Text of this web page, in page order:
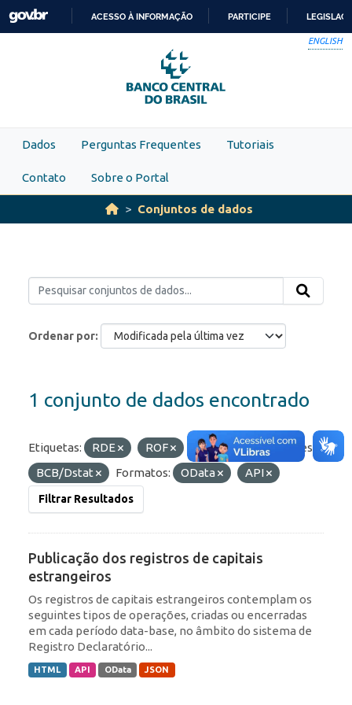
Skip to main content
PARA
O
CONTEÚDO
ACESSO À INFORMAÇÃO PARTICIPE
ENGLISH
Dados Perguntas Frequentes Tutoriais
Contato Sobre o Portal
Conjuntos de dados
Ordenar por
1 conjunto de dados encontrado
Etiquetas: RDE ROF IED
Organizações:
BCB/Dstat
Formatos: OData API
Filtrar Resultados
Publicação dos registros de capitais
estrangeiros
Os registros de capitais estrangeiros contemplam os
seguintes tipos de operações, criadas ou encerradas
em cada período data-base, no âmbito do sistema de
Registro Declaratório...
HTML API OData JSON